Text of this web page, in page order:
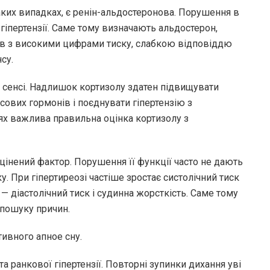
випадках, є ренін-альдостеронова. Порушення в
Саме тому визначають альдостерон,
з високими цифрами тиску, слабкою відповіддю
Надлишок кортизолу здатен підвищувати
гормонів і поєднувати гіпертензію з
важлива правильна оцінка кортизолу з
фактор. Порушення її функції часто не дають
При гіпертиреозі частіше зростає систолічний тиск
діастолічний тиск і судинна жорсткість. Саме тому
причин.
апное сну.
ранкової гіпертензії. Повторні зупинки дихання уві